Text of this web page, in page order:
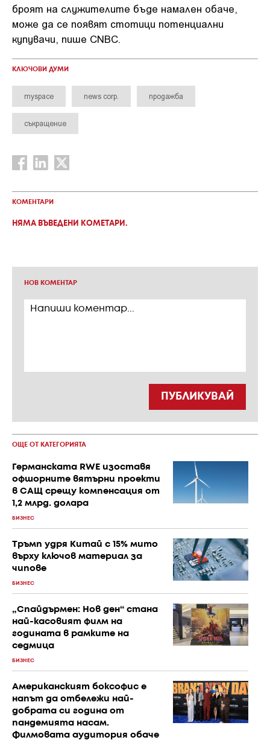
броят на служителите бъде намален обаче,
може да се появят стотици потенциални
купувачи, пише CNBC.
КЛЮЧОВИ ДУМИ
myspace news corp. продажба
съкращение
КОМЕНТАРИ
НЯМА ВЪВЕДЕНИ КОМЕТАРИ.
НОВ КОМЕНТАР
ПУБЛИКУВАЙ
ОЩЕ ОТ КАТЕГОРИЯТА
Германската RWE изоставя
офшорните вятърни проекти
в САЩ срещу компенсация от
1,2 млрд. долара
БИЗНЕС
Тръмп удря Китай с 15% мито
върху ключов материал за
чипове
БИЗНЕС
„Спайдърмен: Нов ден“ стана
най-касовият филм на
годината в рамките на
седмица
БИЗНЕС
Американският боксофис е
напът да отбележи най-
добрата си година от
пандемията насам.
Филмовата аудитория обаче